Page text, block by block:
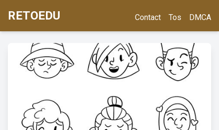
RETOEDU Contact Tos DMCA